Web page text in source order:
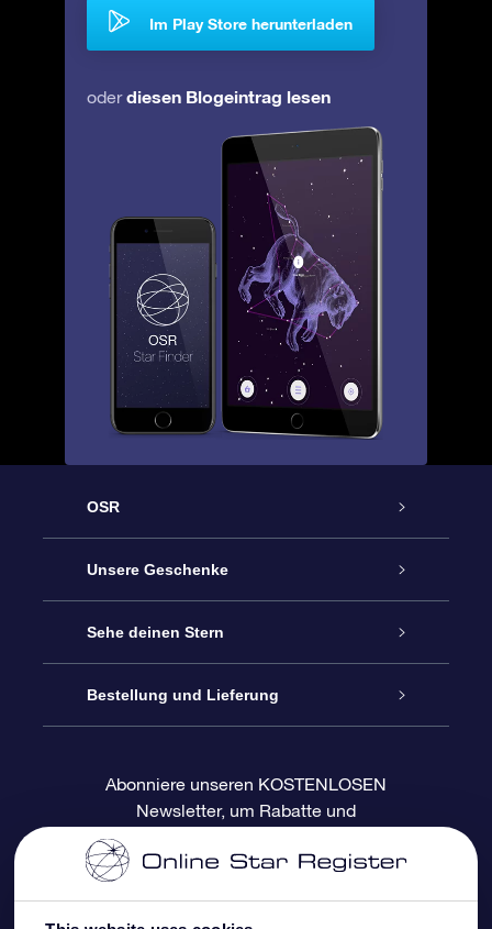
Im Play Store herunterladen
oderdiesen Blogeintrag lesen
OSR
Service
Kontakt
Blog
Bewertungen
Unsere Geschenke
Sterne schenken
OSR-Geschenkpaket
OSR-Geschenkgutschein
Firmengeschenke
Sehe deinen Stern
Sternregister
Personalisierte Sternseite
One Million Stars
Bestellung und Lieferung
Zahlungsinformationen
Versandinformationen
Abonniere unseren KOSTENLOSEN
Newsletter, um Rabatte und